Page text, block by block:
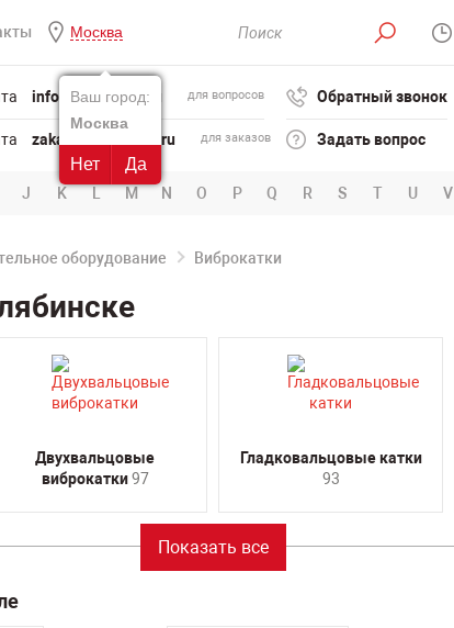
Москва
Ваш город:
Москва
Нет Да
info@powertool.ru для вопросов
zakaz@powertool.ru для заказов
Обратный звонок
Задать вопрос
J K L M N O P Q R S T U V
оборудование Виброкатки
Двухвальцовые
виброкатки97
Гладковальцовые катки
93
Показать все